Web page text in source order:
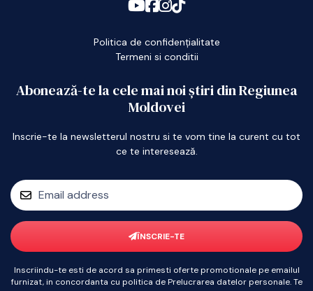
Politica de confidențialitate
Termeni si conditii
Abonează-te la cele mai noi știri din Regiunea
Moldovei
Inscrie-te la newsletterul nostru si te vom tine la curent cu tot
ce te interesează.
ÎNSCRIE-TE
Inscriindu-te esti de acord sa primesti oferte promotionale pe emailul
furnizat, in concordanta cu politica de Prelucrarea datelor personale. Te